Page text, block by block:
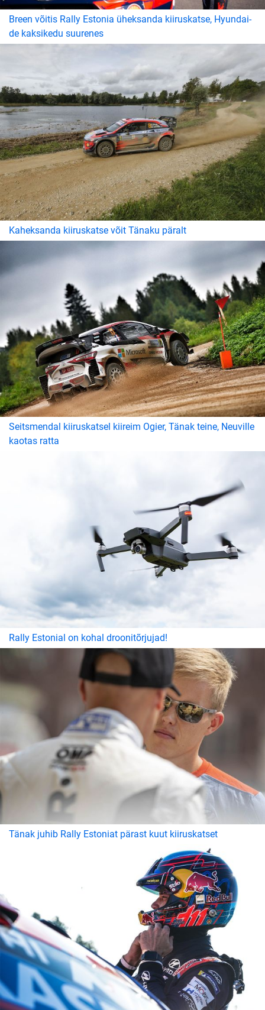
Breen võitis Rally Estonia üheksanda kiiruskatse, Hyundai-
de kaksikedu suurenes
Kaheksanda kiiruskatse võit Tänaku päralt
Seitsmendal kiiruskatsel kiireim Ogier, Tänak teine, Neuville
kaotas ratta
Rally Estonial on kohal droonitõrjujad!
Tänak juhib Rally Estoniat pärast kuut kiiruskatset